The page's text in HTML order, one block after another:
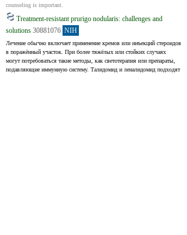
counseling is important.
Treatment-resistant prurigo nodularis: challenges and
solutions 30881076 NIH
Лечение обычно включает применение кремов или инъекций стероидов
в поражённый участок. При более тяжёлых или стойких случаях
могут потребоваться такие методы, как светотерапия или препараты,
подавляющие иммунную систему. Талидомид и леналидомид подходят